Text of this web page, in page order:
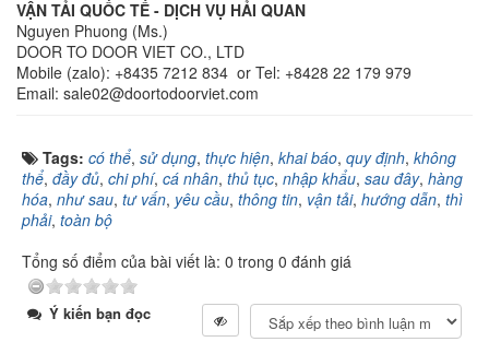
VẬN TẢI QUỐC TẾ - DỊCH VỤ HẢI QUAN
Nguyen Phuong (Ms.)
DOOR TO DOOR VIET CO., LTD
Mobile (zalo): +8435 7212 834 or Tel: +8428 22 179 979
Email: sale02@doortodoorviet.com
Tags: có thể, sử dụng, thực hiện, khai báo, quy định, không
thể, đầy đủ, chi phí, cá nhân, thủ tục, nhập khẩu, sau đây, hàng
hóa, như sau, tư vấn, yêu cầu, thông tin, vận tải, hướng dẫn, thì
phải, toàn bộ
Tổng số điểm của bài viết là: 0 trong 0 đánh giá
Ý kiến bạn đọc